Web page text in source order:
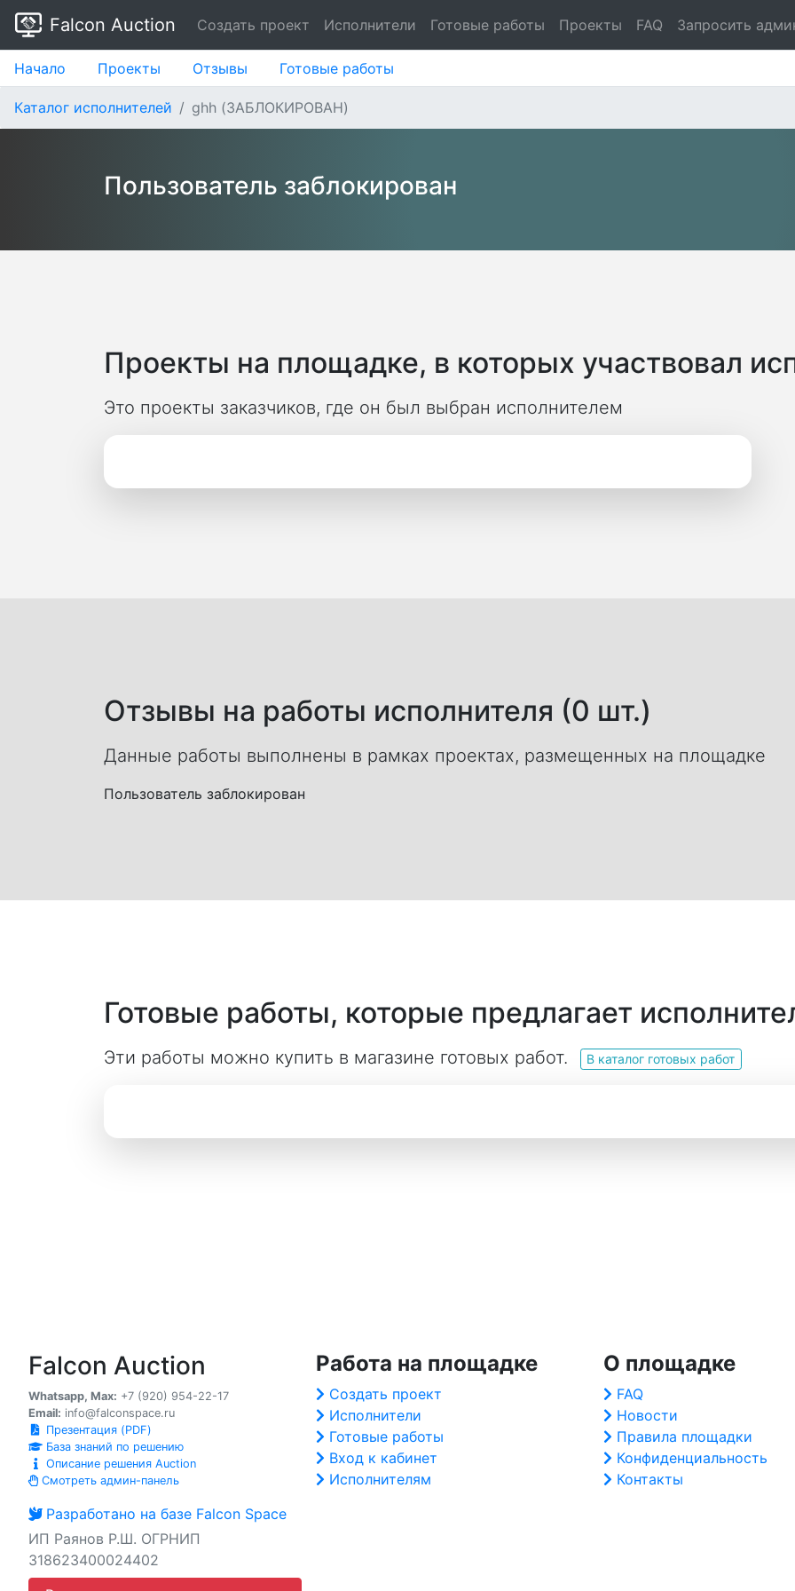
Falcon Auction Создать проект Исполнители Готовые работы Проекты FAQ Запросить
Начало Проекты Отзывы Готовые работы
Каталог исполнителей ghh (ЗАБЛОКИРОВАН)
Пользователь заблокирован
Проекты на площадке, в которых участвовал
Это проекты заказчиков, где он был выбран исполнителем
Отзывы на работы исполнителя (0 шт.)
Данные работы выполнены в рамках проектах, размещенных на площадке
Пользователь заблокирован
Готовые работы, которые предлагает
Эти работы можно купить в магазине готовых работ. В каталог готовых работ
Falcon Auction
Whatsapp, Max: +7 (920) 954-22-17
Email: info@falconspace.ru
Презентация (PDF)
База знаний по решению
Описание решения Auction
Смотреть админ-панель
Разработано на базе Falcon Space
ИП Раянов Р.Ш. ОГРНИП
318623400024402
Работа на площадке
Создать проект
Исполнители
Готовые работы
Вход к кабинет
Исполнителям
О площадке
FAQ
Новости
Правила площадки
Конфиденциальность
Контакты